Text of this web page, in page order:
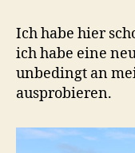
Ich habe hier
ich habe eine
unbedingt an
ausprobieren.